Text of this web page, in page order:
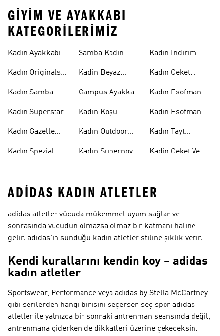
GIYIM VE AYAKKABI
KATEGORILERIMIZ
Kadın Ayakkabı
Kadın Originals
Kadın Samba
Kadın Süperstar
Kadın Gazelle
Kadın Spezial
Samba Kadın
Kadin Beyaz
Campus Ayakkabı
Kadın Koşu
Kadın Outdoor
Kadın Supernova
Kadın Indirim
Kadın Ceket
Kadın Esofman
Kadin Esofman
Kadın Tayt
Kadin Ceket Ve
ADIDAS KADIN ATLETLER
adidas atletler vücuda mükemmel uyum sağlar ve
sonrasında vücudun olmazsa olmaz bir katmanı haline
gelir. adidas'ın sunduğu kadın atletler stiline şıklık verir.
Kendi kurallarını kendin koy – adidas
kadın atletler
Sportswear, Performance veya adidas by Stella McCartney
gibi serilerden hangi birisini seçersen seç spor adidas
atletler ile yalnızca bir sonraki antrenman seansında değil,
antrenmana giderken de dikkatleri üzerine çekeceksin.